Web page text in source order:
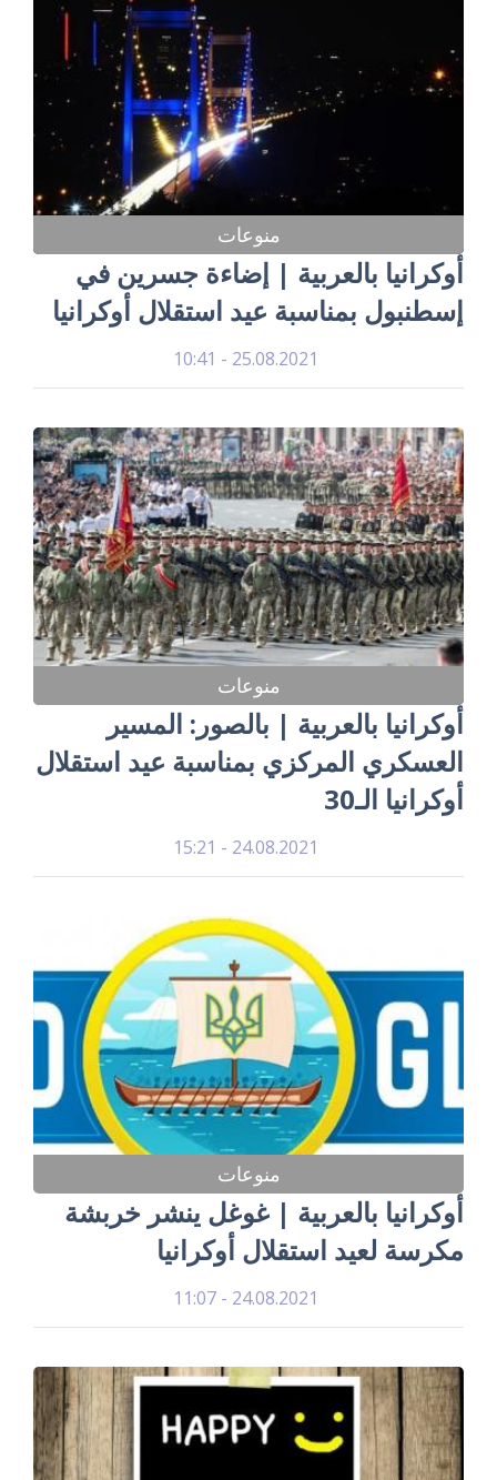
منوعات
أوكرانيا بالعربية | إضاءة جسرين في
إسطنبول بمناسبة عيد استقلال أوكرانيا
25.08.2021 - 10:41
منوعات
أوكرانيا بالعربية | بالصور: المسير
العسكري المركزي بمناسبة عيد استقلال
أوكرانيا الـ30
24.08.2021 - 15:21
منوعات
أوكرانيا بالعربية | غوغل ينشر خربشة
مكرسة لعيد استقلال أوكرانيا
24.08.2021 - 11:07